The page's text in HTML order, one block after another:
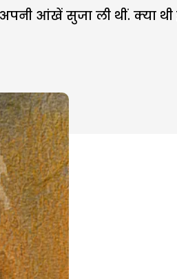
आंखें सुजा ली थीं. क्या